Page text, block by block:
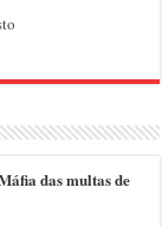
das multas de